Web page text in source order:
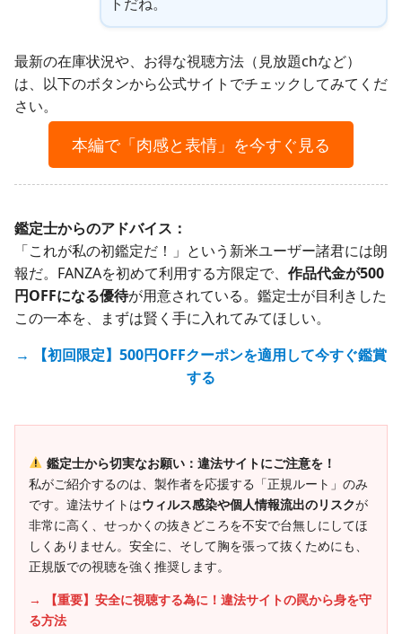
最新の在庫状況や、お得な視聴方法（見放題chなど）
は、以下のボタンから公式サイトでチェックしてみてくだ
さい。
本編で「肉感と表情」を今すぐ見る
鑑定士からのアドバイス：
「これが私の初鑑定だ！」という新米ユーザー諸君には朗
報だ。FANZAを初めて利用する方限定で、 作品代金が500
円OFFになる優待が用意されている。鑑定士が目利きした
この一本を、まずは賢く手に入れてみてほしい。
→ 【初回限定】500円OFFクーポンを適用して今すぐ鑑賞
する
鑑定士から切実なお願い：違法サイトにご注意を！
私がご紹介するのは、製作者を応援する「正規ルート」のみ
です。違法サイトはウィルス感染や個人情報流出のリスクが
非常に高く、せっかくの抜きどころを不安で台無しにしてほ
しくありません。安全に、そして胸を張って抜くためにも、
正規版での視聴を強く推奨します。
→ 【重要】安全に視聴する為に！違法サイトの罠から身を守
る方法